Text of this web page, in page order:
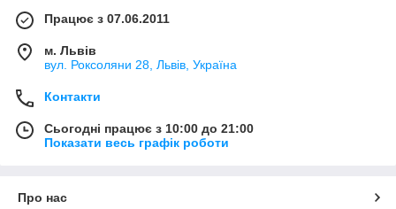
Працює з 07.06.2011
м. Львів
вул. Роксоляни 28, Львів, Україна
Контакти
Сьогодні працює з 10:00 до 21:00
Показати весь графік роботи
Про нас